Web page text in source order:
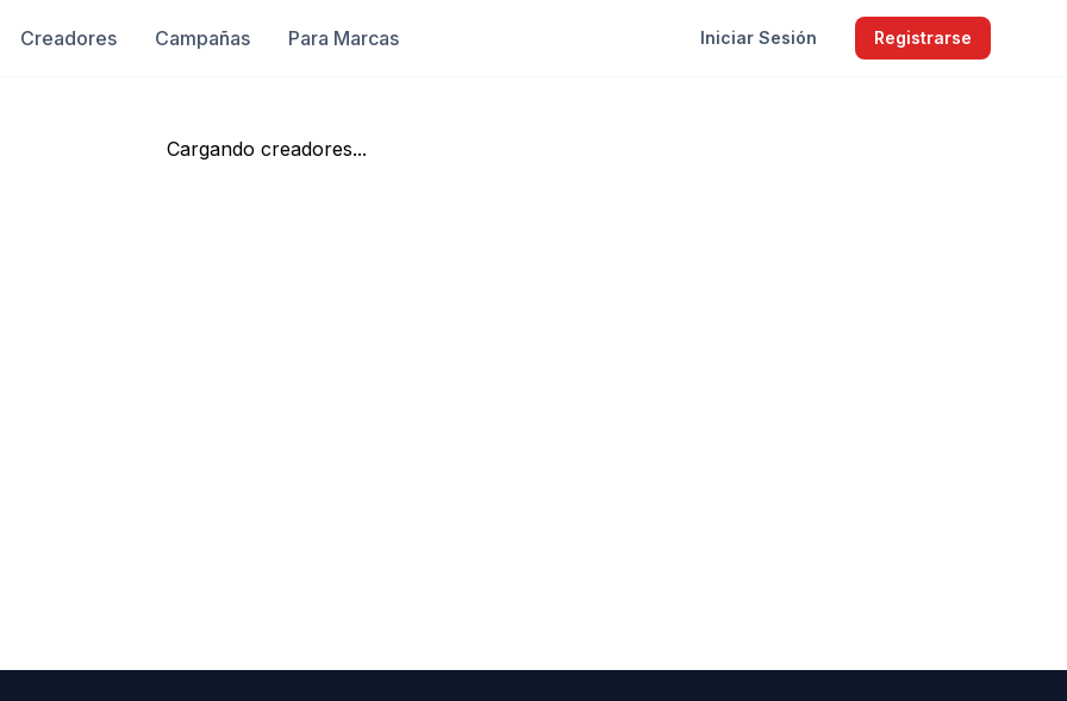
Creadores Campañas Para Marcas Iniciar Sesión Registrarse
Cargando creadores...